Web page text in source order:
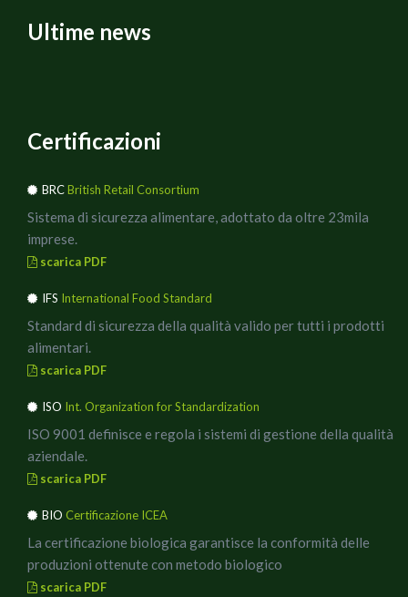
Ultime news
Certificazioni
BRCBritish Retail Consortium
Sistema di sicurezza alimentare, adottato da oltre 23mila
imprese.
scarica PDF
IFS International Food Standard
Standard di sicurezza della qualità valido per tutti i prodotti
alimentari.
scarica PDF
ISO Int. Organization for Standardization
ISO 9001 definisce e regola i sistemi di gestione della qualità
aziendale.
scarica PDF
BIO Certificazione ICEA
La certificazione biologica garantisce la conformità delle
produzioni ottenute con metodo biologico
scarica PDF